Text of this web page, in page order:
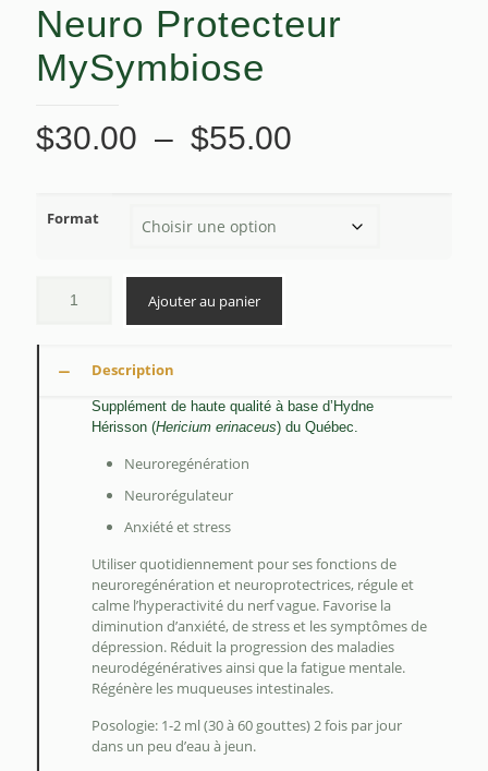
Neuro Protecteur
MySymbiose
$30.00 – $55.00
$30.00
Format
Ajouter au panier
Description
Supplément de haute qualité à base d’Hydne
Hérisson (Hericium erinaceus) du Québec.
Neuroregénération
Neurorégulateur
Anxiété et stress
Utiliser quotidiennement pour ses fonctions de
neuroregénération et neuroprotectrices, régule et
calme l’hyperactivité du nerf vague. Favorise la
diminution d’anxiété, de stress et les symptômes de
dépression. Réduit la progression des maladies
neurodégénératives ainsi que la fatigue mentale.
Régénère les muqueuses intestinales.
Posologie: 1-2 ml (30 à 60 gouttes) 2 fois par jour
dans un peu d’eau à jeun.